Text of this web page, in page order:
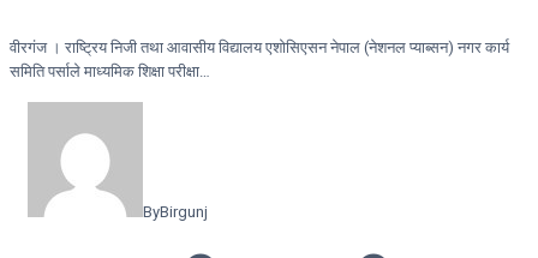
वीरगंज । राष्ट्रिय निजी तथा आवासीय विद्यालय एशोसिएसन नेपाल (नेशनल प्याब्सन) नगर कार्य
समिति पर्साले माध्यमिक शिक्षा परीक्षा…
ByBirgunj